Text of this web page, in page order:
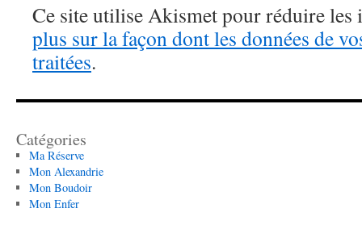
Ce site utilise Akismet pour réduire les
plus sur la façon dont les données de
traitées.
Catégories
Ma Réserve
Mon Alexandrie
Mon Boudoir
Mon Enfer